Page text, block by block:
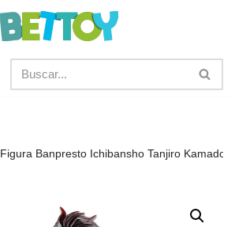
Figura Banpresto Ichibansho Tanjiro Kamado